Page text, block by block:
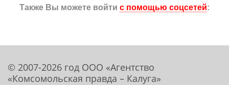
Также Вы можете войти с помощью соцсетей:
© 2007-2026 год ООО «Агентство
«Комсомольская правда – Калуга»